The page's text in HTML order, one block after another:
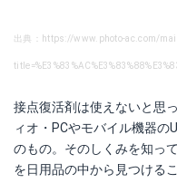
出典：https://www.photo-ac.com/
接点復活剤は使えないと思
ィオ・PCやモバイル機器の
のもの。そのしくみを知っ
を日用品の中から見つける